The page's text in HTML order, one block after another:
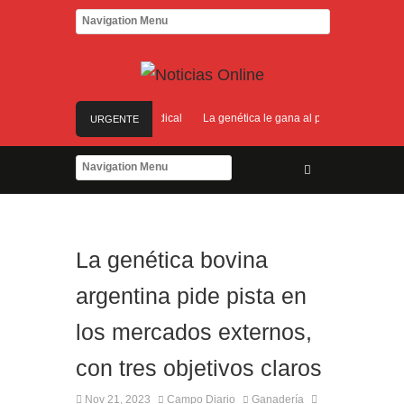
URGENTE
una medida de fuerza sindical La genética le gana al pulgón amarillo y
Campos ganaderos: nuevo boom y suba de precios
La genética bovina
argentina pide pista en
los mercados externos,
con tres objetivos claros
Nov 21, 2023 Campo Diario Ganadería